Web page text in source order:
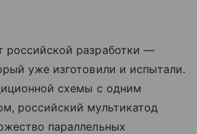
российской разработки —
уже изготовили и испытали.
схемы с одним
российский мультикатод
параллельных